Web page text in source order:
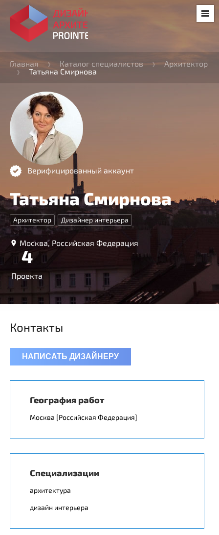
Главная Каталог специалистов
Архитектор
Татьяна Смирнова
Верифицированный аккаунт
Татьяна Смирнова
Архитектор Дизайнер интерьера
Москва, Российская Федерация
4
Проекта
Контакты
НАПИСАТЬ ДИЗАЙНЕРУ
География работ
Москва [Российская Федерация]
Специализации
архитектура
дизайн интерьера